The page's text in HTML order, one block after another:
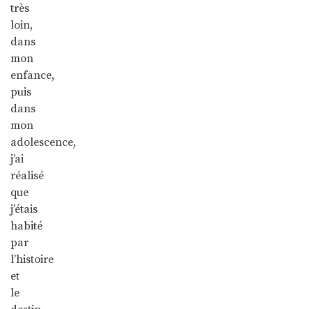
très
loin,
dans
mon
enfance,
puis
dans
mon
adolescence,
j’ai
réalisé
que
j’étais
habité
par
l’histoire
et
le